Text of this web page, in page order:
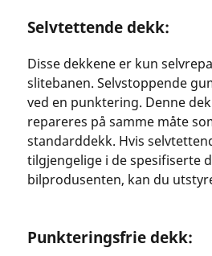
Selvtettende dekk:
Disse dekkene er kun
slitebanen. Selvstoppende
ved en punktering. Denne
repareres på samme måte
standarddekk. Hvis
tilgjengelige i de spesifiserte
bilprodusenten, kan du
Punkteringsfrie dekk: